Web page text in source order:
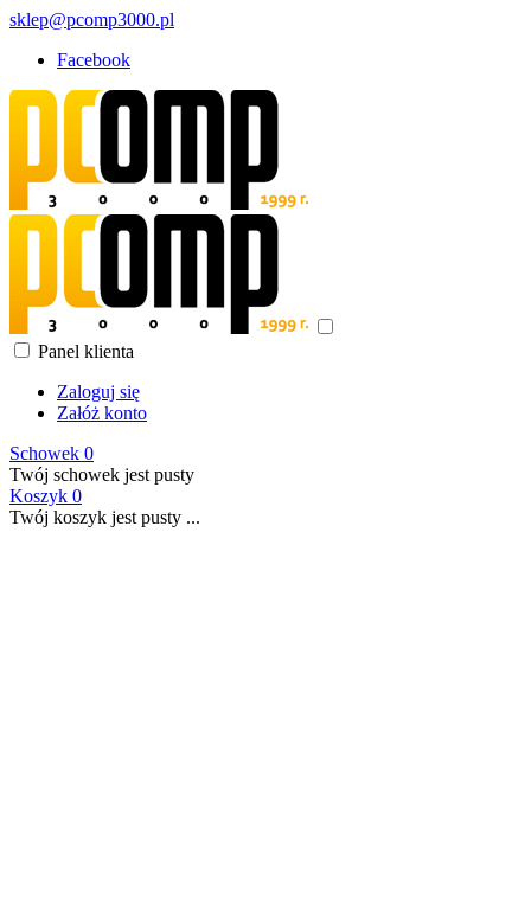
sklep@pcomp3000.pl
Facebook
Panel klienta
Zaloguj się
Załóż konto
Schowek 0
Twój schowek jest pusty
Koszyk 0
Twój koszyk jest pusty ...